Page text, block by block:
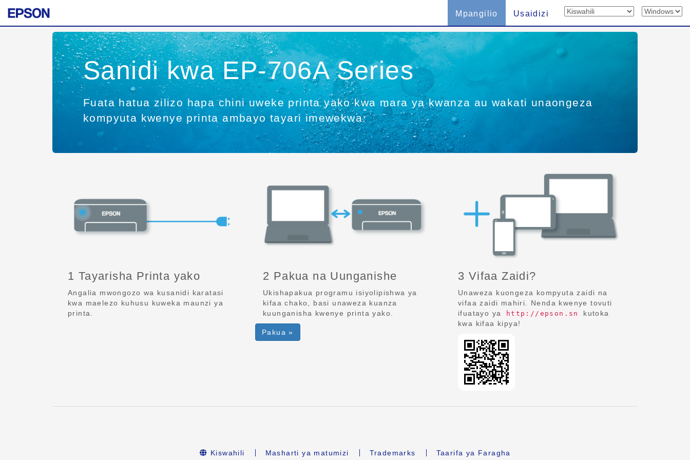
Mpangilio Usaidizi
Sanidi kwa EP-706A Series
Fuata hatua zilizo hapa chini uweke printa yako kwa mara ya kwanza au wakati unaongeza
kompyuta kwenye printa ambayo tayari imewekwa.
1 Tayarisha Printa yako
Angalia mwongozo wa kusanidi karatasi
kwa maelezo kuhusu kuweka maunzi ya
printa.
2 Pakua na Uunganishe
Ukishapakua programu isiyolipishwa ya
kifaa chako, basi unaweza kuanza
kuunganisha kwenye printa yako.
Pakua »
3 Vifaa Zaidi?
Unaweza kuongeza kompyuta zaidi na
vifaa zaidi mahiri. Nenda kwenye tovuti
ifuatayo ya
http://epson.sn
kutoka
kwa kifaa kipya!
Kiswahili Masharti ya matumizi Trademarks Taarifa ya Faragha